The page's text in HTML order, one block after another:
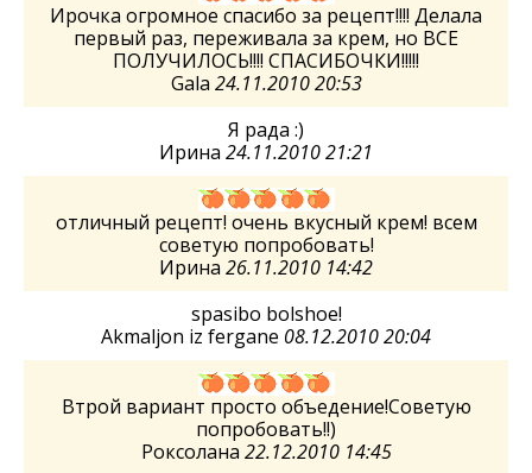
Ирочка огромное спасибо за рецепт!!!! Делала
первый раз, переживала за крем, но ВСЕ
ПОЛУЧИЛОСЬ!!!! СПАСИБОЧКИ!!!!!
Gala 24.11.2010 20:53
Я рада :)
Ирина 24.11.2010 21:21
отличный рецепт! очень вкусный крем! всем
советую попробовать!
Ирина 26.11.2010 14:42
spasibo bolshoe!
Akmaljon iz fergane 08.12.2010 20:04
Втрой вариант просто объедение!Советую
попробовать!!)
Роксолана 22.12.2010 14:45